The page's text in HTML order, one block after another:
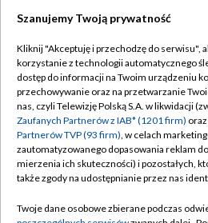
TVP
Abonament TVP
Emisja w TVP
Centrum informacji TVP
Naziemna Telewizja Cyfrowa
Regulamin
Polityka
Moje
Pomoc
Szanujemy Twoją prywatność
Kliknij "Akceptuję i przechodzę do serwisu",
korzystanie z technologii automatycznego
dostęp do informacji na Twoim urządzeniu
przechowywanie oraz na przetwarzanie
nas, czyli Telewizję Polską S.A. w likwidacji
Zaufanych Partnerów z IAB* (1201 firm)
Partnerów TVP (93 firm), w celach
zautomatyzowanego dopasowania reklam
mierzenia ich skuteczności) i pozostałych,
także zgody na udostępnianie przez nas
Twoje dane osobowe zbierane podczas